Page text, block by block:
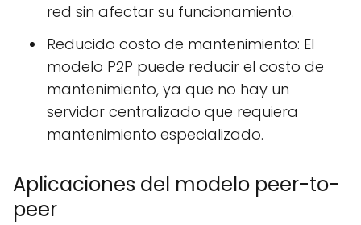
red sin afectar su funcionamiento.
Reducido costo de mantenimiento: El
modelo P2P puede reducir el costo de
mantenimiento, ya que no hay un
servidor centralizado que requiera
mantenimiento especializado.
Aplicaciones del modelo peer-to-
peer